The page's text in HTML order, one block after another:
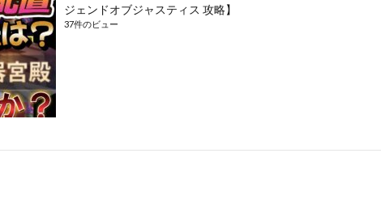
ジェンドオブジャスティス 攻略】
37件のビュー